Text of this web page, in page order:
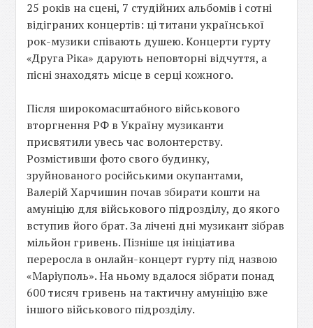
25 років на сцені, 7 студійних альбомів і сотні
відіграних концертів: ці титани української
рок-музики співають душею. Концерти гурту
«Друга Ріка» дарують неповторні відчуття, а
пісні знаходять місце в серці кожного.
Після широкомасштабного військового
вторгнення РФ в Україну музиканти
присвятили увесь час волонтерству.
Розмістивши фото свого будинку,
зруйнованого російськими окупантами,
Валерій Харчишин почав збирати кошти на
амуніцію для військового підрозділу, до якого
вступив його брат. За лічені дні музикант зібрав
мільйон гривень. Пізніше ця ініціатива
переросла в онлайн-концерт гурту під назвою
«Маріуполь». На ньому вдалося зібрати понад
600 тисяч гривень на тактичну амуніцію вже
іншого військового підрозділу.